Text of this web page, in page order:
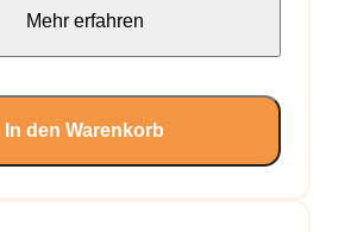
Mehr erfahren
In den Warenkorb